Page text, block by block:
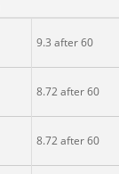
9.3 after 60
8.72 after 60
8.72 after 60